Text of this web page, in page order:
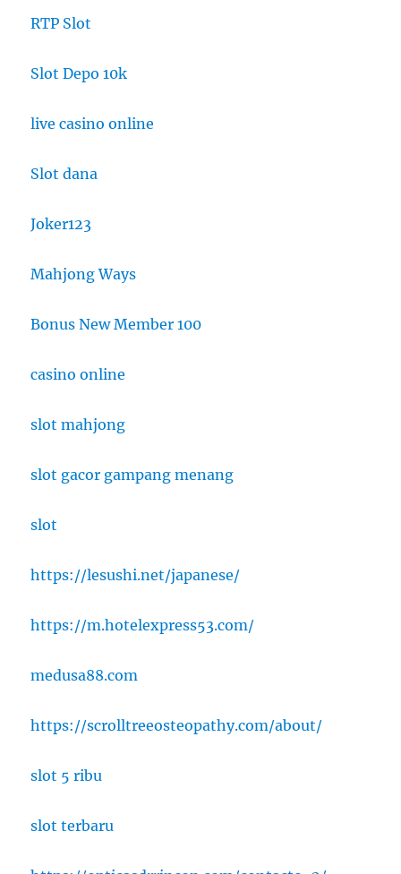
RTP Slot
Slot Depo 10k
live casino online
Slot dana
Joker123
Mahjong Ways
Bonus New Member 100
casino online
slot mahjong
slot gacor gampang menang
slot
https://lesushi.net/japanese/
https://m.hotelexpress53.com/
medusa88.com
https://scrolltreeosteopathy.com/about/
slot 5 ribu
slot terbaru